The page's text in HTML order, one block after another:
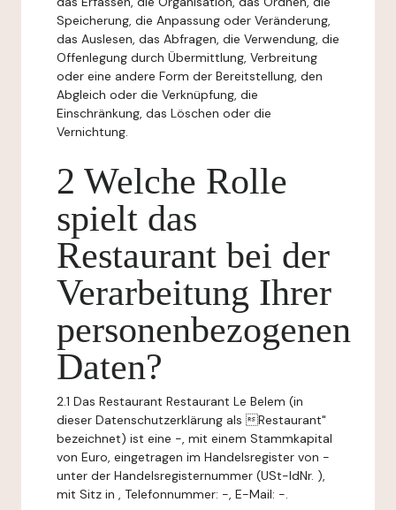
Speicherung, die Anpassung oder Veränderung,
das Auslesen, das Abfragen, die Verwendung, die
Offenlegung durch Übermittlung, Verbreitung
oder eine andere Form der Bereitstellung, den
Abgleich oder die Verknüpfung, die
Einschränkung, das Löschen oder die
Vernichtung.
2 Welche Rolle
spielt das
Restaurant bei der
Verarbeitung Ihrer
personenbezogenen
Daten?
2.1 Das Restaurant Restaurant Le Belem (in
dieser Datenschutzerklärung als Restaurant"
bezeichnet) ist eine -, mit einem Stammkapital
von Euro, eingetragen im Handelsregister von -
unter der Handelsregisternummer (USt-IdNr. ),
mit Sitz in , Telefonnummer: -, E-Mail: -.